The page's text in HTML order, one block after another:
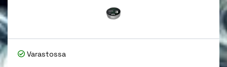
Varastossa